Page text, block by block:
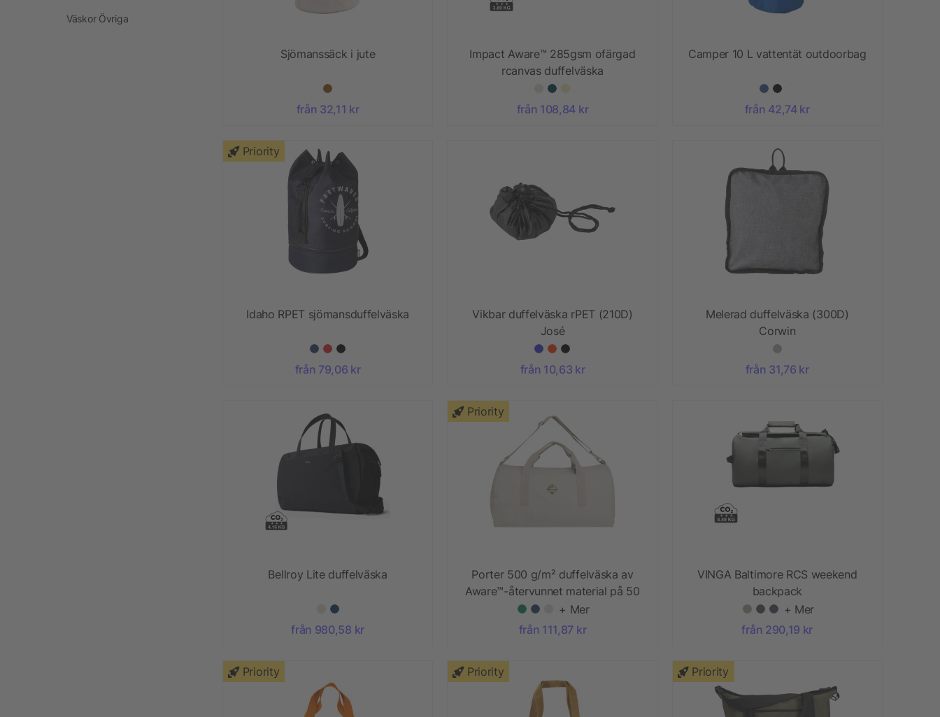
Sjömanssäck i jute
från 32,11 kr
Impact Aware™ 285gsm ofärgad
rcanvas duffelväska
från 108,84 kr
Camper 10 L vattentät outdoorbag
från 42,74 kr
Priority
Idaho RPET sjömansduffelväska
från 79,06 kr
Vikbar duffelväska rPET (210D)
José
från 10,63 kr
Melerad duffelväska (300D)
Corwin
från 31,76 kr
Bellroy Lite duffelväska
från 980,58 kr
Priority
Porter 500 g/m² duffelväska av
Aware™-återvunnet material på 50
+ Mer
från 111,87 kr
VINGA Baltimore RCS weekend
backpack
+ Mer
från 290,19 kr
Priority Priority Priority
Väskor Övriga